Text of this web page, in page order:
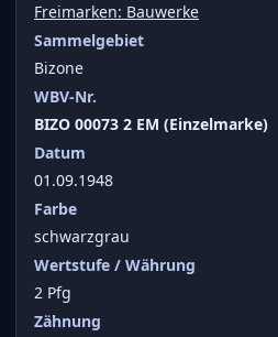
Freimarken: Bauwerke
Sammelgebiet
Bizone
WBV-Nr.
BIZO 00073 2 EM (Einzelmarke)
Datum
01.09.1948
Farbe
schwarzgrau
Wertstufe / Währung
2 Pfg
Zähnung